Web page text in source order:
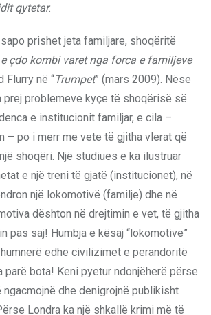
qytetar.
prishet jeta familjare, shoqëritë
çdo kombi varet nga forca e familjeve
Flurry në “Trumpet” (mars 2009). Nëse
prej problemeve kyçe të shoqërisë së
e institucionit familjar, e cila –
– po i merr me vete të gjitha vlerat që
shoqëri. Një studiues e ka ilustruar
e një treni të gjatë (institucionet), në
një lokomotivë (familje) dhe në
dështon në drejtimin e vet, të gjitha
pas saj! Humbja e kësaj “lokomotive”
edhe civilizimet e perandoritë
parë bota! Keni pyetur ndonjëherë përse
dhe denigrojnë publikisht
Londra ka një shkallë krimi më të